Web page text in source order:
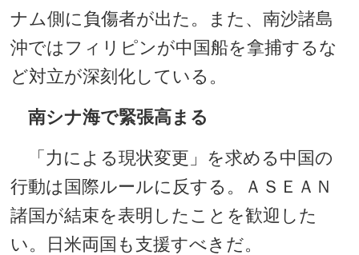
ナム側に負傷者が出た。また、南沙諸島
沖ではフィリピンが中国船を拿捕するな
ど対立が深刻化している。
南シナ海で緊張高まる
「力による現状変更」を求める中国の
行動は国際ルールに反する。ＡＳＥＡＮ
諸国が結束を表明したことを歓迎した
い。日米両国も支援すべきだ。